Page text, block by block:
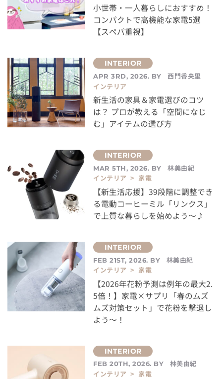
小世帯・一人暮らしにおすすめ！
コンパクトで高機能な家電5選
【スぺパ重視】
APR 3RD, 2026. BY
西門香央里
インテリア
新生活の家具＆家電選びのコツ
は？ プロが教える「空間になじ
む」アイテムの選び方
MAR 5TH, 2026. BY
林美由紀
インテリア > 家電
【新生活応援】39段階に調整でき
る電動コーヒーミル「リンクス」
で上質な暮らしを始めよう～♪
FEB 21ST, 2026. BY
林美由紀
インテリア > 家電
【2026年花粉予測は例年の最大2.
5倍！】家電×サプリ「春のムズ
ムズ対策セット」で花粉を撃退し
よう～！
FEB 20TH, 2026. BY
林美由紀
インテリア > 家電